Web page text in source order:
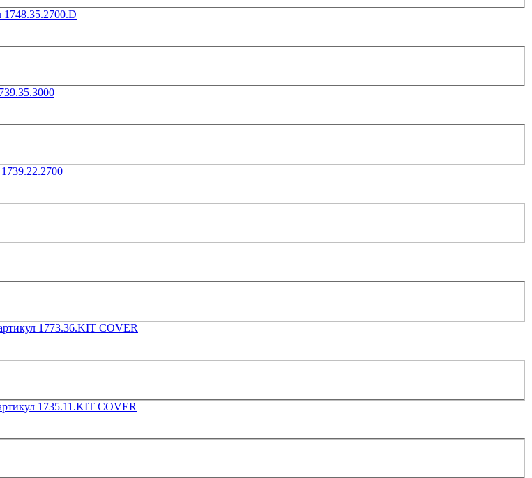
1748.35.2700.D
1773.36.KIT COVER
1735.11.KIT COVER